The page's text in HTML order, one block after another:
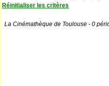
Réinitialiser les critères
La Cinémathèque de Toulouse - 0